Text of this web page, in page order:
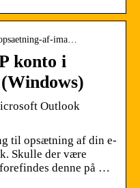
af-ima…
konto i
Outlook
til opsætning af din e-
Skulle der være
denne på …